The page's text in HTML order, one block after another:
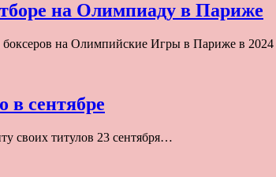
на Олимпиаду в Париже
на Олимпийские Игры в Париже в
в сентябре
своих титулов 23 сентября…